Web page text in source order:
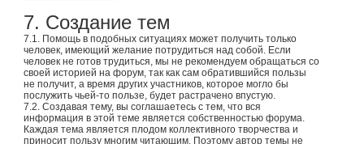
7. Создание тем
7.1. Помощь в подобных ситуациях может получить только
человек, имеющий желание потрудиться над собой. Если
человек не готов трудиться, мы не рекомендуем обращаться со
своей историей на форум, так как сам обратившийся пользы
не получит, а время других участников, которое могло бы
послужить чьей-то пользе, будет растрачено впустую.
7.2. Создавая тему, вы соглашаетесь с тем, что вся
информация в этой теме является собственностью форума.
Каждая тема является плодом коллективного творчества и
приносит пользу многим читающим. Поэтому автор темы не